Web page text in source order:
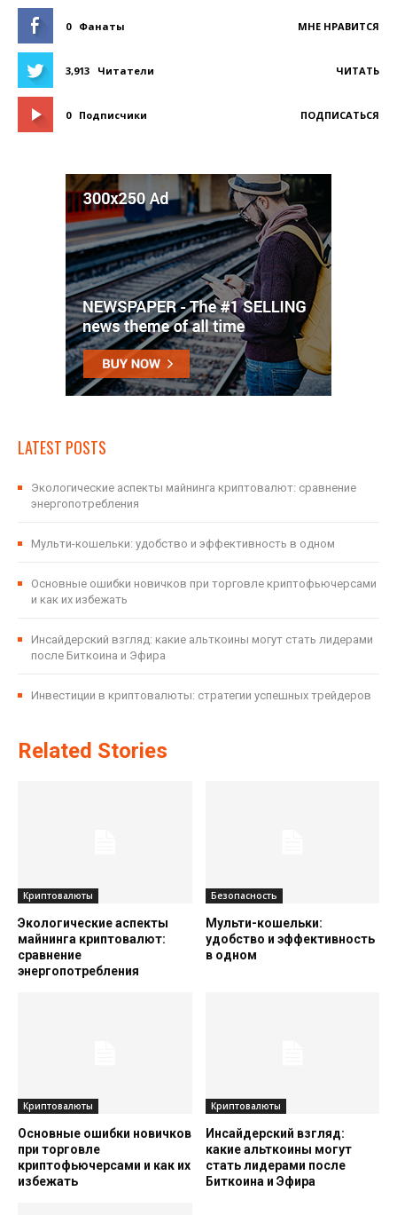
0 Фанаты МНЕ НРАВИТСЯ
3,913 Читатели ЧИТАТЬ
0 Подписчики ПОДПИСАТЬСЯ
LATEST POSTS
Экологические аспекты майнинга криптовалют: сравнение
энергопотребления
Мульти-кошельки: удобство и эффективность в одном
Основные ошибки новичков при торговле криптофьючерсами
и как их избежать
Инсайдерский взгляд: какие альткоины могут стать лидерами
после Биткоина и Эфира
Инвестиции в криптовалюты: стратегии успешных трейдеров
Related Stories
Криптовалюты
Экологические аспекты
майнинга криптовалют:
сравнение
энергопотребления
Безопасность
Мульти-кошельки:
удобство и эффективность
в одном
Криптовалюты
Основные ошибки новичков
при торговле
криптофьючерсами и как их
избежать
Криптовалюты
Инсайдерский взгляд:
какие альткоины могут
стать лидерами после
Биткоина и Эфира